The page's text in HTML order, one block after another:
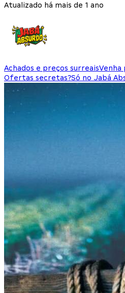
Atualizado há mais de 1 ano
Achados e preços surreaisVenha
Ofertas secretas?Só no Jabá